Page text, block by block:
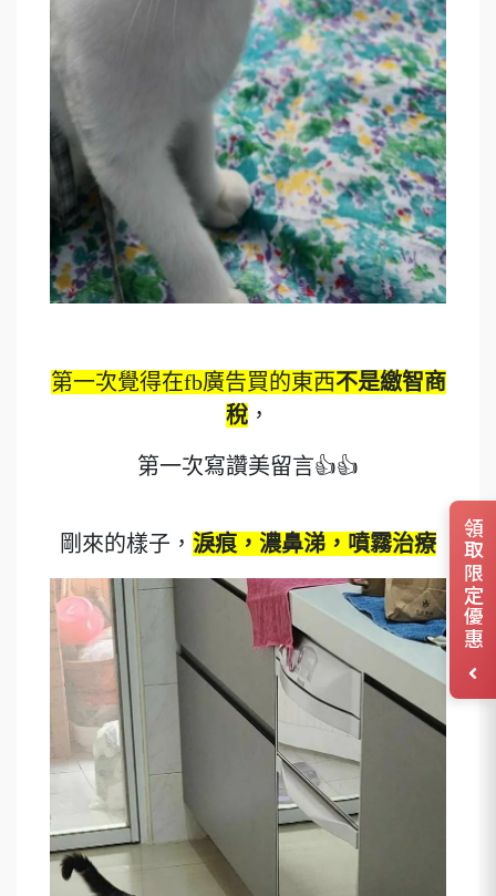
第一次覺得在fb廣告買的東西不是繳智商
稅 ，
第一次寫讚美留言👍👍
剛來的樣子， 淚痕，濃鼻涕，噴霧治療 領取限定優惠